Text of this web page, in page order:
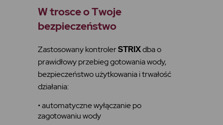
W trosce o Twoje
bezpieczeństwo
Zastosowany kontrolerSTRIXdba o
prawidłowy przebieg gotowania wody,
bezpieczeństwo użytkowania i trwałość
działania:
• automatyczne wyłączanie po
zagotowaniu wody